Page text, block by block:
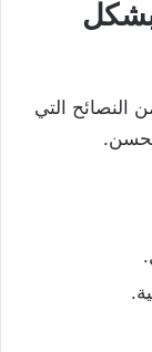
النصائح التي